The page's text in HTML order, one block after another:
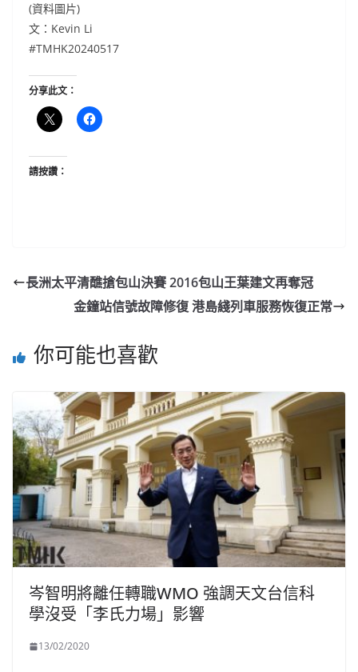
(資料圖片)
文：Kevin Li
#TMHK20240517
分享此文：
請按讚：
長洲太平清醮搶包山決賽 2016包山王葉建文再奪冠
金鐘站信號故障修復 港島綫列車服務恢復正常
你可能也喜歡
岑智明將離任轉職WMO 強調天文台信科
學沒受「李氏力場」影響
13/02/2020